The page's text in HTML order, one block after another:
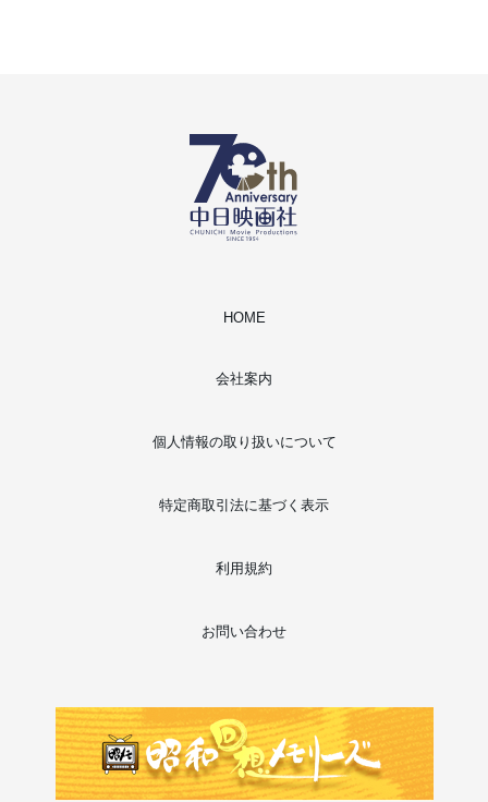
HOME
会社案内
個人情報の取り扱いについて
特定商取引法に基づく表示
利用規約
お問い合わせ